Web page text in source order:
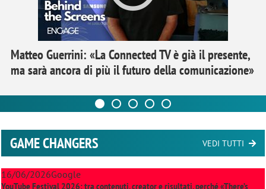
Matteo Guerrini: «La Connected TV è già il presente,
ma sarà ancora di più il futuro della comunicazione»
GAME CHANGERS VEDI TUTTI
16/06/2026Google
YouTube Festival 2026: tra contenuti, creator e risultati, perché «There’s